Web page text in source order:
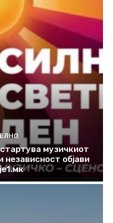
музичкиот
независност објави